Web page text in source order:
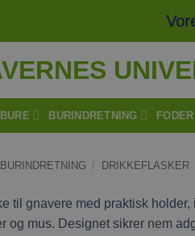
BURE BURINDRETNING
BURINDRETNING / DRIKKEFLASKER